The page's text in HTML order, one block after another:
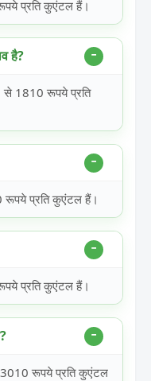
प्रति कुएंटल हैं।
है?
से 1810 रूपये प्रति
रूपये प्रति कुएंटल हैं।
प्रति कुएंटल हैं।
3010 रूपये प्रति कुएंटल